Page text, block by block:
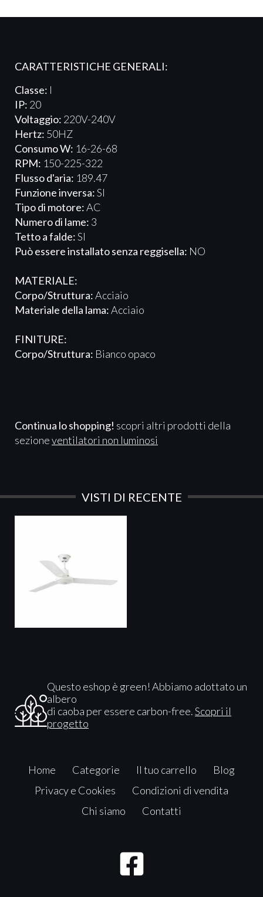
CARATTERISTICHE GENERALI:
Classe: I
IP: 20
Voltaggio: 220V-240V
Hertz: 50HZ
Consumo W: 16-26-68
RPM: 150-225-322
Flusso d'aria: ​189.47
Funzione inversa:SI
Tipo di motore:AC
Numero di lame: 3
Tetto a falde:SI
Può essere installato senza reggisella: NO
MATERIALE:
Corpo/Struttura:Acciaio
Materiale della lama:Acciaio
FINITURE:
Corpo/Struttura: Bianco opaco
Continua lo shopping! scopri altri prodotti della
sezioneventilatori non luminosi
VISTI DI RECENTE
Questo eshop è green! Abbiamo adottato un
albero
di caoba per essere carbon-free.Scopri il
progetto
Home Categorie Il tuo carrello
Blog
Privacy e Cookies
Condizioni di vendita
Chi siamo
Contatti